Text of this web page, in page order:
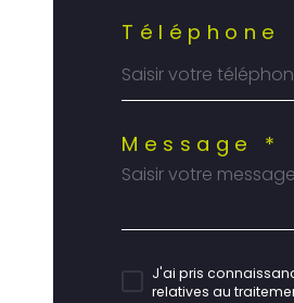
Téléphone
Message *
J'ai pris
relatives au